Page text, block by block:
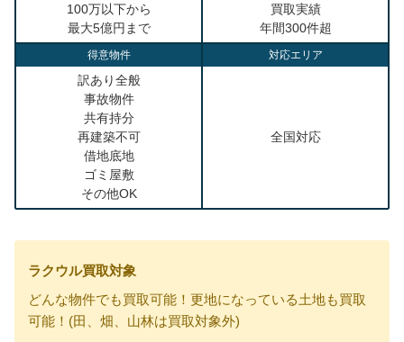
100万以下から
最大5億円まで
買取実績
年間300件超
得意物件
訳あり全般
事故物件
共有持分
再建築不可
借地底地
ゴミ屋敷
その他OK
対応エリア
全国対応
ラクウル買取対象
どんな物件でも買取可能！更地になっている土地も買取
可能！(田、畑、山林は買取対象外)